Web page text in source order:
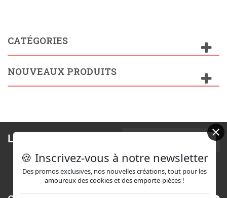
CATÉGORIES
NOUVEAUX PRODUITS
Lettre d'informations
🍪 Inscrivez-vous à notre newsletter
Des promos exclusives, nos nouvelles créations, tout pour les
amoureux des cookies et des emporte-pièces !